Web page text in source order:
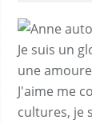
Je suis un
une
J'aime me
cultures, je